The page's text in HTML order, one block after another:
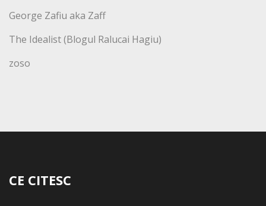
George Zafiu aka Zaff
The Idealist (Blogul Ralucai Hagiu)
zoso
CE CITESC